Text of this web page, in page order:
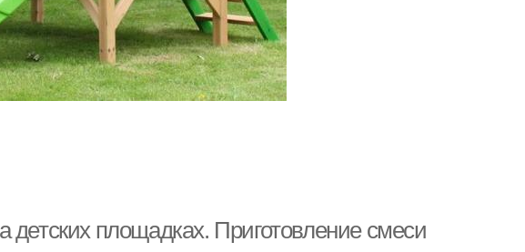
детских площадках. Приготовление смеси